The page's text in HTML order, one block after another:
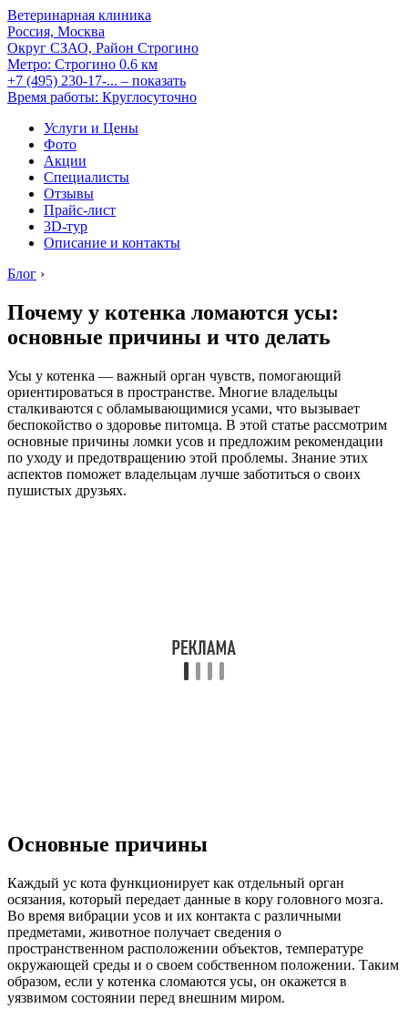
Ветеринарная клиника
Россия, Москва
Округ СЗАО, Район Строгино
Метро: Строгино 0.6 км
+7 (495) 230-17-... – показать
Время работы: Круглосуточно
Услуги и Цены
Фото
Акции
Специалисты
Отзывы
Прайс-лист
3D-тур
Описание и контакты
Блог ›
Почему у котенка ломаются усы:
основные причины и что делать
Усы у котенка — важный орган чувств, помогающий
ориентироваться в пространстве. Многие владельцы
сталкиваются с обламывающимися усами, что вызывает
беспокойство о здоровье питомца. В этой статье рассмотрим
основные причины ломки усов и предложим рекомендации
по уходу и предотвращению этой проблемы. Знание этих
аспектов поможет владельцам лучше заботиться о своих
пушистых друзьях.
Основные причины
Каждый ус кота функционирует как отдельный орган
осязания, который передает данные в кору головного мозга.
Во время вибрации усов и их контакта с различными
предметами, животное получает сведения о
пространственном расположении объектов, температуре
окружающей среды и о своем собственном положении. Таким
образом, если у котенка сломаются усы, он окажется в
уязвимом состоянии перед внешним миром.